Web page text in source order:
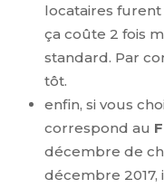
locataires
ça coûte 2 fois
standard. Par
tôt.
enfin, si vous
correspond au
décembre de
décembre